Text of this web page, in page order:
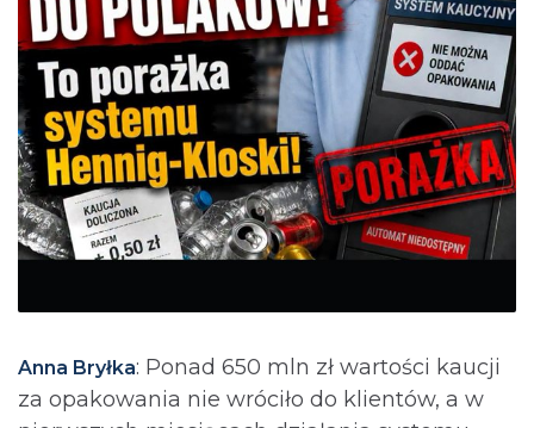
Anna Bryłka: Ponad 650 mln zł wartości kaucji
za opakowania nie wróciło do klientów, a w